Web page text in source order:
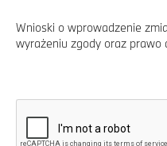
Wnioski o wprowadzenie
wyrażeniu zgody oraz prawo